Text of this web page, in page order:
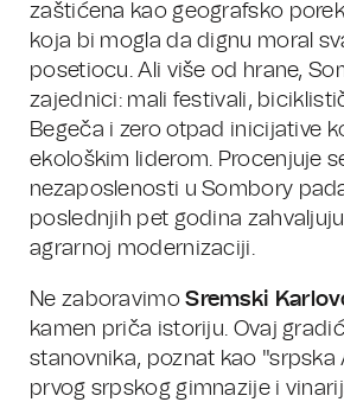
zaštićena kao geografsko
koja bi mogla da dignu moral
posetiocu. Ali više od hrane,
zajednici: mali festivali,
Begeča i zero otpad inicijative
ekološkim liderom. Procenjuje
nezaposlenosti u Sombory
poslednjih pet godina
agrarnoj modernizaciji.
Ne zaboravimoSremski
kamen priča istoriju. Ovaj
stanovnika, poznat kao "srpska
prvog srpskog gimnazije i